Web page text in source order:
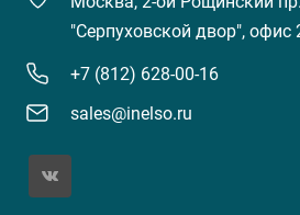
"Серпуховской двор", офис
+7 (812) 628-00-16
sales@inelso.ru